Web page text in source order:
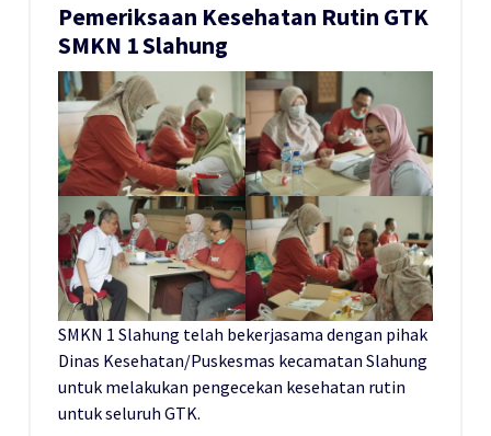
Pemeriksaan Kesehatan Rutin GTK
SMKN 1 Slahung
SMKN 1 Slahung telah bekerjasama dengan pihak
Dinas Kesehatan/Puskesmas kecamatan Slahung
untuk melakukan pengecekan kesehatan rutin
untuk seluruh GTK.